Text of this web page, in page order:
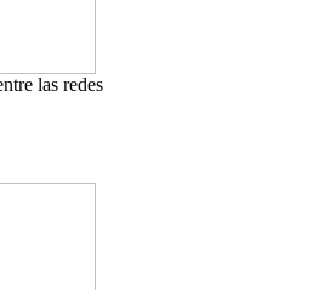
las redes